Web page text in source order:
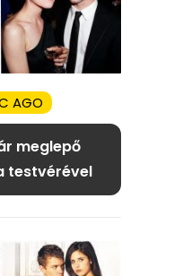
AGO
meglepő
testvérével